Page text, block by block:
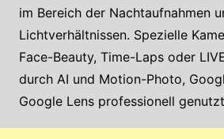
im Bereich der Nachtaufnahmen
Lichtverhältnissen. Spezielle
Face-Beauty, Time-Laps oder
durch AI und Motion-Photo,
Google Lens professionell